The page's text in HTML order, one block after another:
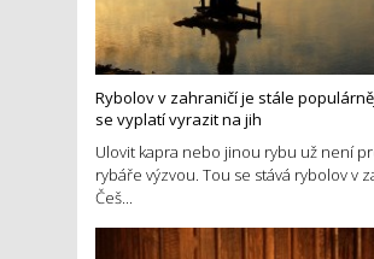
Rybolov v zahraničí je stále
se vyplatí vyrazit na jih
Ulovit kapra nebo jinou rybu už není
rybáře výzvou. Tou se stává rybolov v
Češ...